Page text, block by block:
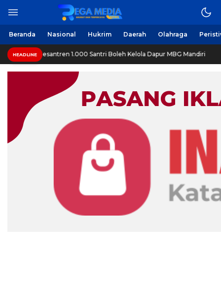
Beranda Nasional Hukrim Daerah Olahraga
HEADLINE
Pesantren 1.000 Santri Boleh Kelola Dapur MBG Mandiri